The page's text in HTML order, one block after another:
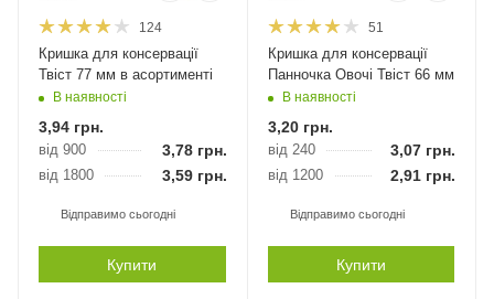
124
Кришка для консервації
Твіст 77 мм в асортименті
В наявності
3,94 грн.
від 900 3,78грн.
від 1800 3,59грн.
Відправимо сьогодні
Купити
51
Кришка для консервації
Панночка Овочі Твіст 66 мм
В наявності
3,20грн.
від 240 3,07 грн.
від 1200 2,91 грн.
Відправимо сьогодні
Купити